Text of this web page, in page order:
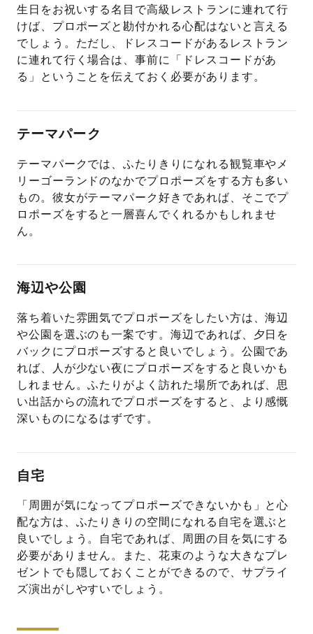
生日をお祝いする名目で高級レストランに連れて行
けば、プロポーズと勘付かれる心配はないと言える
でしょう。ただし、ドレスコードがあるレストラン
に連れて行く場合は、事前に「ドレスコードがあ
る」ということを伝えておく必要があります。
テーマパーク
テーマパークでは、ふたりきりになれる観覧車やメ
リーゴーランドのなかでプロポーズをする方も多い
もの。彼女がテーマパーク好きであれば、そこでプ
ロポーズをすると一層喜んでくれるかもしれませ
ん。
海辺や公園
落ち着いた雰囲気でプロポーズをしたい方は、海辺
や公園を選ぶのも一案です。海辺であれば、夕日を
バックにプロポーズすると良いでしょう。公園であ
れば、人が少ない夜にプロポーズをすると良いかも
しれません。ふたりがよく訪れた場所であれば、思
い出話からの流れでプロポーズをすると、より感慨
深いものになるはずです。
自宅
「周囲が気になってプロポーズできないかも」と心
配な方は、ふたりきりの空間になれる自宅を選ぶと
良いでしょう。自宅であれば、周囲の目を気にする
必要がありません。また、花束のような大きなプレ
ゼントでも隠しておくことができるので、サプライ
ズ演出がしやすいでしょう。